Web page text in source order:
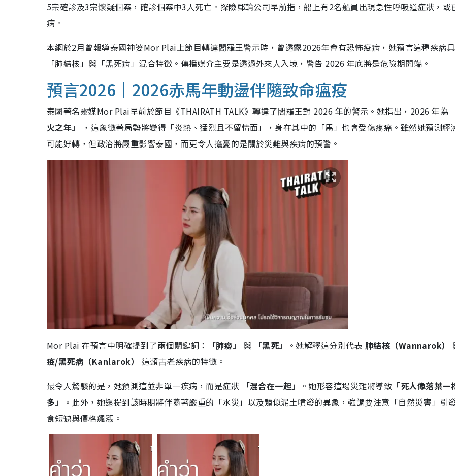
5宗確診及3宗懷疑個案，確診個案中3人死亡。探險郵輪公司早前指，船上有2名船員出現急性呼吸道症狀，或
病。
本網於2月曾報導泰國神婆Mor Plai上節目轉達閻羅王警示時，曾透露2026年會有恐怖疫病，她預言這種疾病
「肺結核」與「黑死病」混合特徵。傳播媒介主要是透過外來人入境，警告 2026 年底將是危險期開端。
預言2026｜2026赤馬年動盪伴隨致命瘟疫
泰國著名靈媒Mor Plai早前於節目《THAIRATH TALK》轉達了閻羅王對 2026 年的警示。她指出，2026 年為
火之年」
，這象徵著局勢將變得「炎熱、猛烈且不留情面」，身在其中的「馬」也會受傷疼痛。雖然她預測經
可能好轉，但政治將嚴重影響泰國，而更令人擔憂的是關於災難與疾病的預警。
Mor Plai 在預言中明確提到了兩個關鍵詞： 「肺癆」 與 「黑死」 。她解釋這分別代表 肺結核（Wannarok）
疫/黑死病（Kanlarok）
這類古老疾病的特徵。
最令人驚駭的是，她預測這並非單一疾病，而是症狀
「混合在一起」 。她形容這場災難將導致 「死人像落葉一
多」
。此外，她還提到該時期將伴隨著嚴重的「水災」以及類似泥土噴發的異象，強調要注意「自然災害」引
食短缺與價格飆漲。